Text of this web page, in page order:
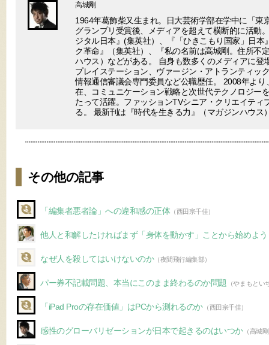
高城剛
1964年葛飾柴又生まれ。日大芸術学部在学中に「東
グランプリ受賞後、メディアを超えて横断的に活
ジタル日本』(集英社）、『「ひきこもり国家」日本
ク革命』（集英社）、『私の名前は高城剛。住所不
ハウス）などがある。 自身も数多くのメディアに登
プレイステーション、ヴァージン・アトランティッ
情報通信審議会専門委員など公職歴任。 2008年よ
在、コミュニケーション戦略と次世代テクノロジー
たって活躍。ファッションTVシニア・クリエイティ
る。 最新刊は『時代を生きる力』（マガジンハウス
その他の記事
「編集者悪者論」への違和感の正体（西田宗千佳）
他人と和解したければまず「身体を動かす」ことから始めよう
なぜ人を殺してはいけないのか（夜間飛行編集部）
パー券不記載問題、本当にこのまま終わるのか問題 （やまもとい
「iPad Proの存在価値」はPCから測れるのか （西田宗千佳）
感性のグローバリゼーションが日本で起きるのはいつか （高城